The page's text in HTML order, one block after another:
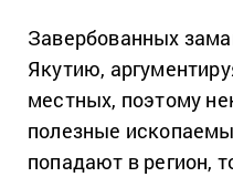
Завербованных
Якутию,
местных, поэтому
полезные
попадают в регион,